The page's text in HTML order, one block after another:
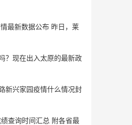
数据公布 昨日，莱
？现在出入太原的最新政
新兴家园疫情什么情况封
时间汇总 附各省最